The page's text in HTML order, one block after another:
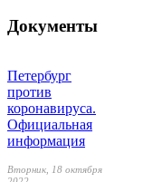
Документы
Петербург
против
коронавируса.
Официальная
информация
Вторник, 18 октября